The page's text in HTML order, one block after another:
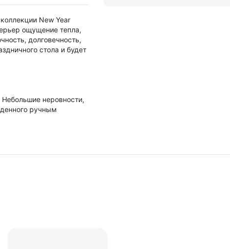
New Year
ощущение тепла,
долговечность,
стола и будет
неровности,
ручным